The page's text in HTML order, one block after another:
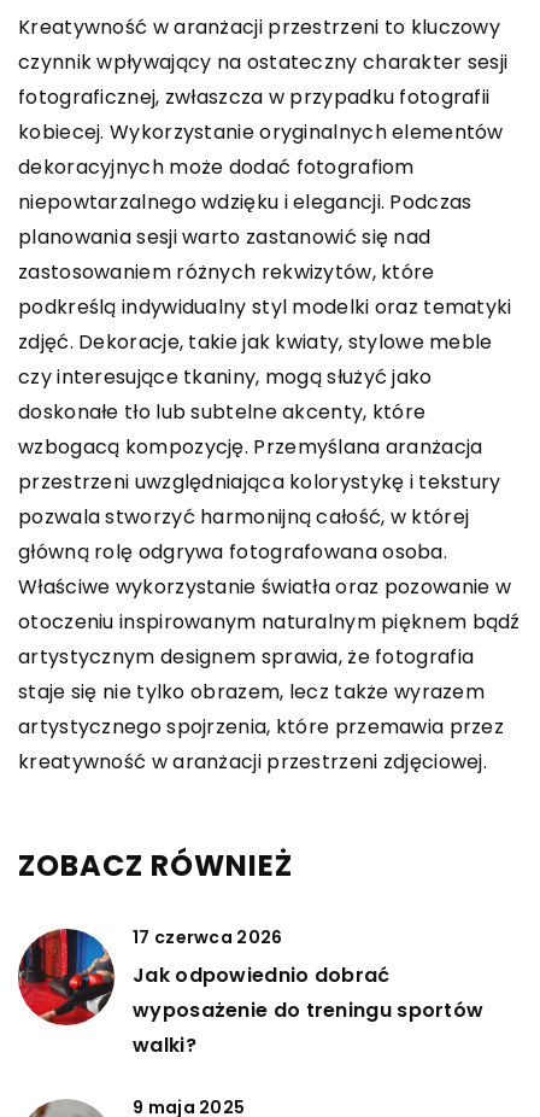
Kreatywność w aranżacji przestrzeni to kluczowy
czynnik wpływający na ostateczny charakter sesji
fotograficznej, zwłaszcza w przypadku fotografii
kobiecej. Wykorzystanie oryginalnych elementów
dekoracyjnych może dodać fotografiom
niepowtarzalnego wdzięku i elegancji. Podczas
planowania sesji warto zastanowić się nad
zastosowaniem różnych rekwizytów, które
podkreślą indywidualny styl modelki oraz tematyki
zdjęć. Dekoracje, takie jak kwiaty, stylowe meble
czy interesujące tkaniny, mogą służyć jako
doskonałe tło lub subtelne akcenty, które
wzbogacą kompozycję. Przemyślana aranżacja
przestrzeni uwzględniająca kolorystykę i tekstury
pozwala stworzyć harmonijną całość, w której
główną rolę odgrywa fotografowana osoba.
Właściwe wykorzystanie światła oraz pozowanie w
otoczeniu inspirowanym naturalnym pięknem bądź
artystycznym designem sprawia, że fotografia
staje się nie tylko obrazem, lecz także wyrazem
artystycznego spojrzenia, które przemawia przez
kreatywność w aranżacji przestrzeni zdjęciowej.
ZOBACZ RÓWNIEŻ
17 czerwca 2026
Jak odpowiednio dobrać
wyposażenie do treningu sportów
walki?
9 maja 2025